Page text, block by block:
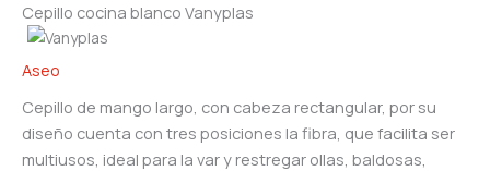
Cepillo cocina blanco Vanyplas
Aseo
Cepillo de mango largo, con cabeza rectangular, por su
diseño cuenta con tres posiciones la fibra, que facilita ser
multiusos, ideal para la var y restregar ollas, baldosas,